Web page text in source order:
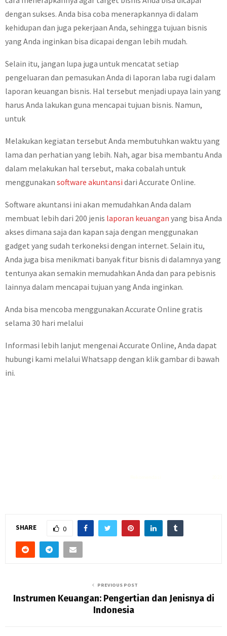
dengan sukses. Anda bisa coba menerapkannya di dalam
kehidupan dan juga pekerjaan Anda, sehingga tujuan bisnis
yang Anda inginkan bisa dicapai dengan lebih mudah.
Selain itu, jangan lupa juga untuk mencatat setiap
pengeluaran dan pemasukan Anda di laporan laba rugi dalam
laporan keuangan bisnis. Hal tersebut menjadi upaya lain yang
harus Anda lakukan guna mencapai tujuan bisnis. Namun,
untuk
Melakukan kegiatan tersebut Anda membutuhkan waktu yang
lama dan perhatian yang lebih. Nah, agar bisa membantu Anda
dalam melakukan hal tersebut, maka cobalah untuk
menggunakan software akuntansi dari Accurate Online.
Software akuntansi ini akan memudahkan Anda dalam
membuat lebih dari 200 jenis laporan keuangan yang bisa Anda
akses dimana saja dan kapan saja dengan menggunakan
gadget yang sudah terkoneksi dengan internet. Selain itu,
Anda juga bisa menikmati banyak fitur bisnis di dalamnya yang
tentunya akan semakin memudahkan Anda dan para pebisnis
lainnya dalam mencapai tujuan yang Anda inginkan.
Anda bisa mencoba menggunakan Accurate Online gratis
selama 30 hari melalui
Informasi lebih lanjut mengenai Accurate Online, Anda dapat
hubungi kami melalui Whatsapp dengan klik gambar di bawah
ini.
SHARE 0
PREVIOUS POST
Instrumen Keuangan: Pengertian dan Jenisnya di
Indonesia